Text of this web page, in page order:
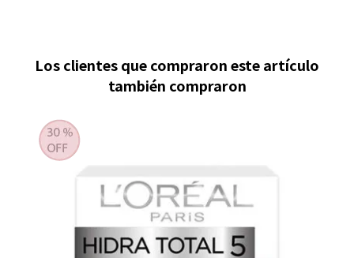
Los clientes que compraron este artículo
también compraron